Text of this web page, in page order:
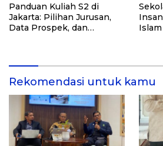
Panduan Kuliah S2 di
Jakarta: Pilihan Jurusan,
Data Prospek, dan
Rekomendasi untuk kamu